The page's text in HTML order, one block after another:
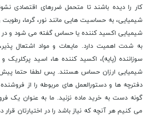
کار را دیده باشند تا متحمل ضررهای اقتصادی
شیمیایی، به حساسیت ‌هایی مانند نور، گرما، رطوبت
شیمیایی اکسید کننده یا حساس گفته می ‌شود و در
به شدت اهمیت دارد. مایعات و مواد اشتعال
سوزاننده (پایه)، اکسید کننده‌ ها، اسید پرکلریک
شیمیایی ارزان حساس هستند. پس لطفا حتما
دفترچه ها و دستورالعمل های مربوطه را از
گونه دست به خرید ماده نزنید. ما به عنوان یک
می کنیم هر آنچه که نیاز باشد را در اختیارتان